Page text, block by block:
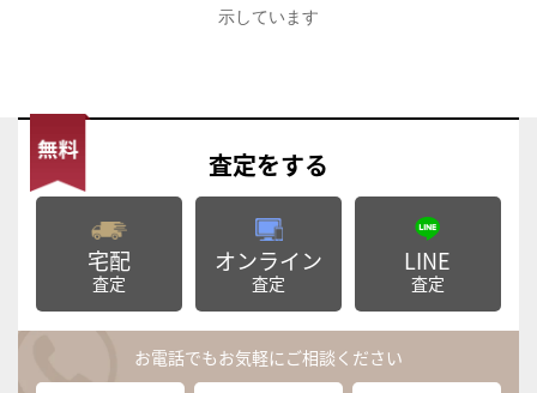
示しています
査定をする
宅配
査定
オンライン
査定
LINE
査定
お電話でもお気軽にご相談ください